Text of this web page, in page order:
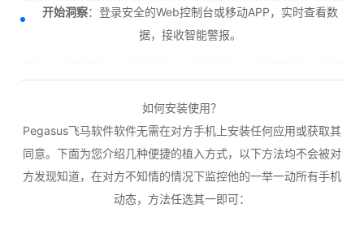
开始洞察：登录安全的Web控制台或移动APP，实时查看数
据，接收智能警报。
如何安装使用？
Pegasus飞马软件软件无需在对方手机上安装任何应用或获取其
同意。下面为您介绍几种便捷的植入方式，以下方法均不会被对
方发现知道，在对方不知情的情况下监控他的一举一动所有手机
动态，方法任选其一即可：